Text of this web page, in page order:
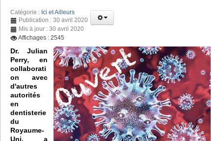
Catégorie : Ici et Ailleurs
Publication : 30 avril 2020
Mis à jour : 30 avril 2020
Affichages : 2545
Dr. Julian
Perry, en
collaborati
on avec
d'autres
autorités
en
dentisterie
du
Royaume-
Uni, a